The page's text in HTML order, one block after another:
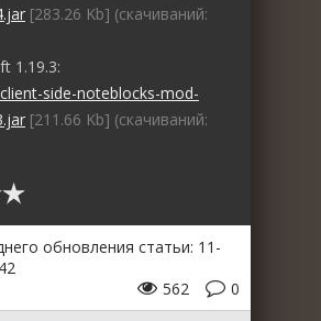
[283.26 Kb] (cкачиваний:
1.19.3:
client-side-noteblocks-mod-
[211.66 Kb] (cкачиваний:
обновления статьи: 11-
0
562